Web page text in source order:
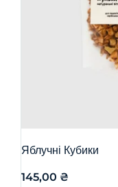
Яблучні Кубики
145,00 ₴